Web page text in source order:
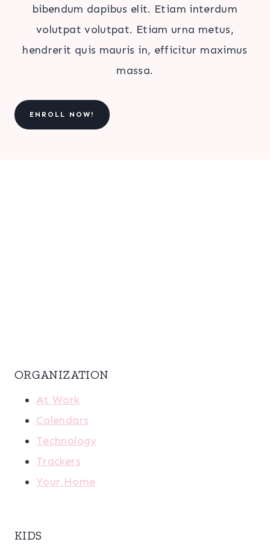
bibendum dapibus elit. Etiam interdum
volutpat volutpat. Etiam urna metus,
hendrerit quis mauris in, efficitur maximus
massa.
ENROLL NOW!
ORGANIZATION
At Work
Calendars
Technology
Trackers
Your Home
KIDS